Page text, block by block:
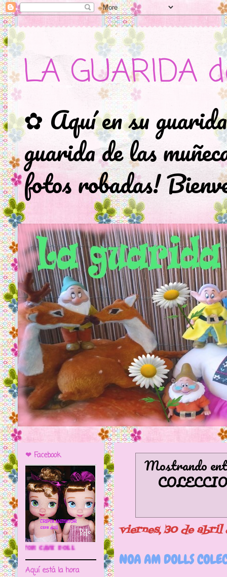
LA GUARIDA
✿ Aquí en su
guarida de las
fotos robadas!
Mostrando
viernes, 30 de abril
NOA AM DOLLS
❤ Facebook
🌼CRIPTA ANIMATOR CAVE DOLL
Aquí está la hora